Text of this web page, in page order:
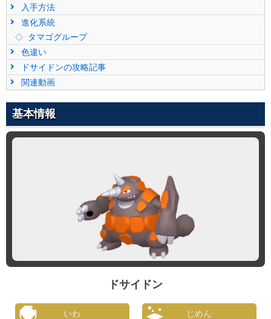
入手方法
進化系統
タマゴグループ
色違い
ドサイドンの攻略記事
関連動画
基本情報
ドサイドン
いわ じめん